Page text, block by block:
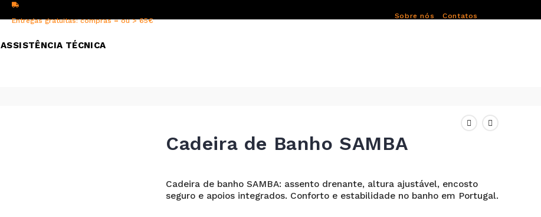
Entregas gratuitas: compras = ou > 65€
Sobre nós Contatos
ASSISTÊNCIA TÉCNICA
Cadeira de Banho SAMBA
Cadeira de banho SAMBA: assento drenante, altura ajustável, encosto
seguro e apoios integrados. Conforto e estabilidade no banho em Portugal.